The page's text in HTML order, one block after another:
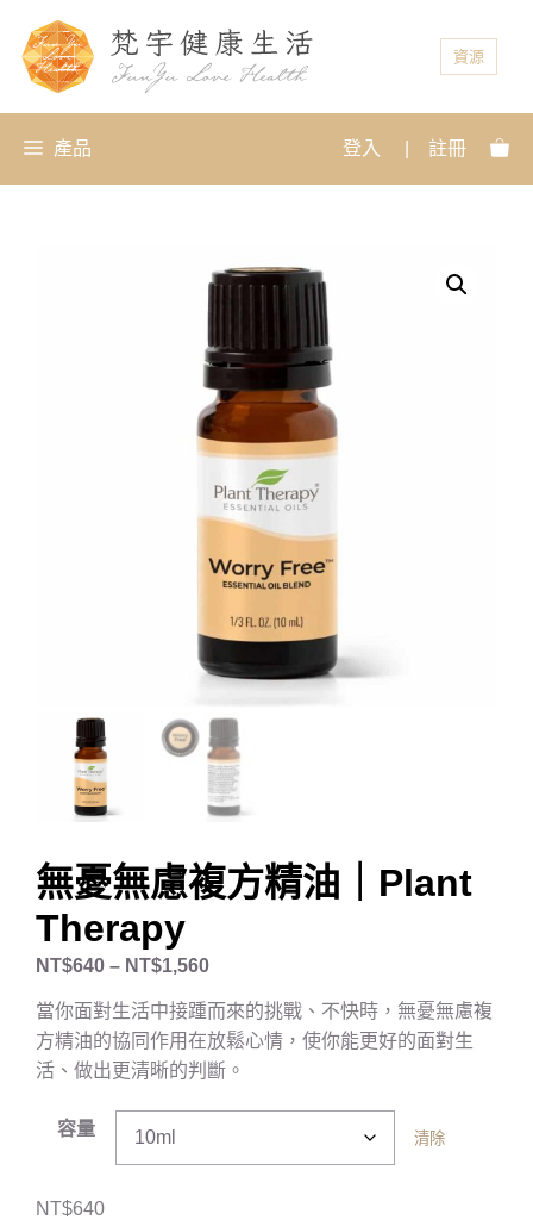
資源
產品 登入 註冊
無憂無慮複方精油｜Plant
Therapy
NT$640 – NT$1,560
當你面對生活中接踵而來的挑戰、不快時，無憂無慮複
方精油的協同作用在放鬆心情，使你能更好的面對生
活、做出更清晰的判斷。
容量 清除
NT$640